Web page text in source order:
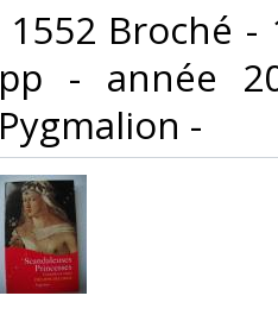
1552 Broché
pp - année
Pygmalion - ‎